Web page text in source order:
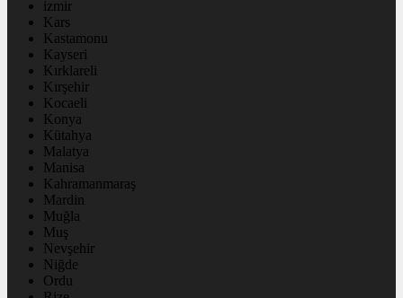
izmir
Kars
Kastamonu
Kayseri
Kırklareli
Kırşehir
Kocaeli
Konya
Kütahya
Malatya
Manisa
Kahramanmaraş
Mardin
Muğla
Muş
Nevşehir
Niğde
Ordu